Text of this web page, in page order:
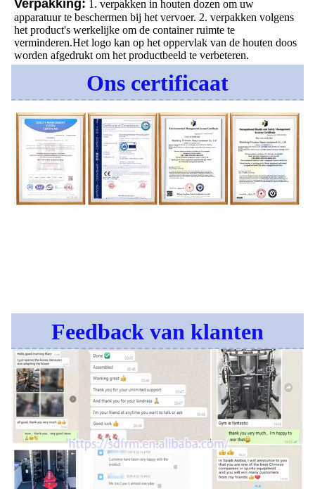
Verpakking: 1. verpakken in houten dozen om uw
apparatuur te beschermen bij het vervoer. 2. verpakken volgens
het product's werkelijke om de container ruimte te
verminderen.Het logo kan op het oppervlak van de houten doos
worden afgedrukt om het productbeeld te verbeteren.
Ons certificaat
Feedback van klanten